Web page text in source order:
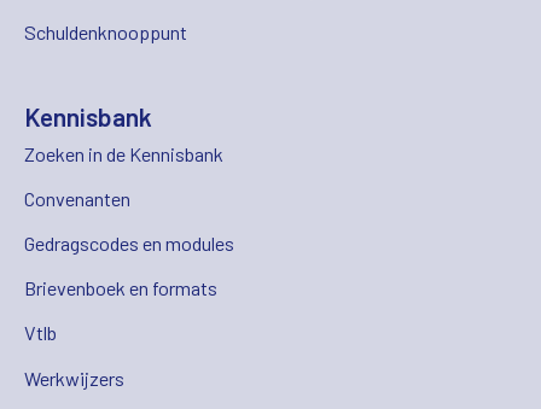
Schuldenknooppunt
Kennisbank
Zoeken in de Kennisbank
Convenanten
Gedragscodes en modules
Brievenboek en formats
Vtlb
Werkwijzers